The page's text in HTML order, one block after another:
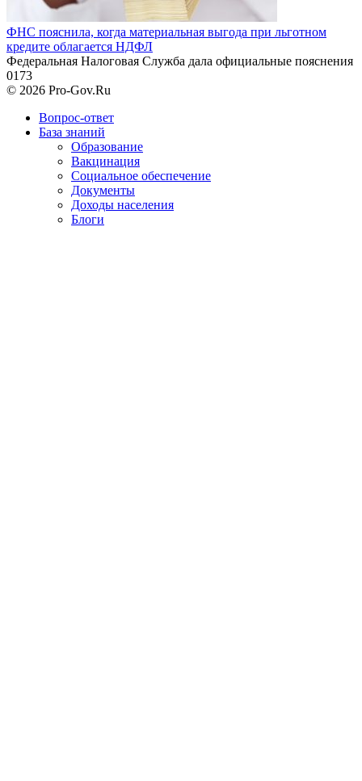
ФНС пояснила, когда материальная выгода при льготном
кредите облагается НДФЛ
Федеральная Налоговая Служба дала официальные пояснения
0173
© 2026 Pro-Gov.Ru
Вопрос-ответ
База знаний
Образование
Вакцинация
Социальное обеспечение
Документы
Доходы населения
Блоги